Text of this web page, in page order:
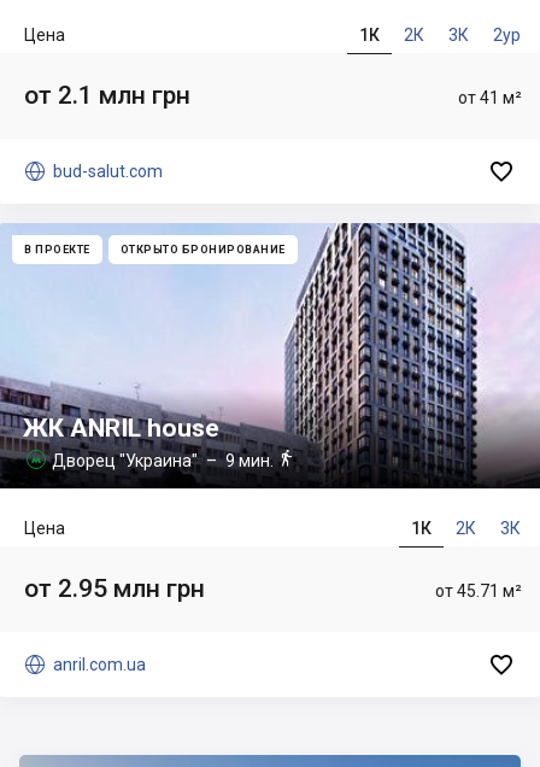
1К 2К 3К 2ур
Цена
от 41 м²
от 2.1 млн грн
 bud-salut.com 
В ПРОЕКТЕ ОТКРЫТО БРОНИРОВАНИЕ
ЖК ANRIL house
 Дворец "Украина"– 9 мин. 
1К 2К 3К
Цена
от 45.71 м²
от 2.95 млн грн
 anril.com.ua 